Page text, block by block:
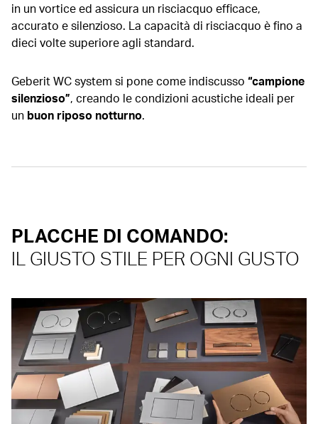
in un vortice ed assicura un risciacquo efficace,
accurato e silenzioso. La capacità di risciacquo è fino a
dieci volte superiore agli standard.
Geberit WC system si pone come indiscusso “campione
silenzioso”, creando le condizioni acustiche ideali per
un buon riposo notturno.
PLACCHE DI COMANDO:
IL GIUSTO STILE PER OGNI GUSTO